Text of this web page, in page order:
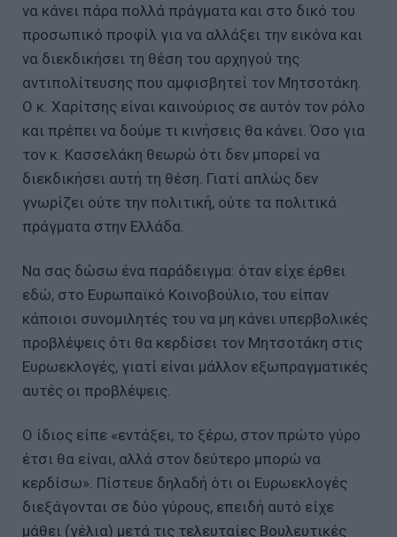
να κάνει πάρα πολλά πράγματα και στο δικό του
προσωπικό προφίλ για να αλλάξει την εικόνα και
να διεκδικήσει τη θέση του αρχηγού της
αντιπολίτευσης που αμφισβητεί τον Μητσοτάκη.
Ο κ. Χαρίτσης είναι καινούριος σε αυτόν τον ρόλο
και πρέπει να δούμε τι κινήσεις θα κάνει. Όσο για
τον κ. Κασσελάκη θεωρώ ότι δεν μπορεί να
διεκδικήσει αυτή τη θέση. Γιατί απλώς δεν
γνωρίζει ούτε την πολιτική, ούτε τα πολιτικά
πράγματα στην Ελλάδα.
Να σας δώσω ένα παράδειγμα: όταν είχε έρθει
εδώ, στο Ευρωπαϊκό Κοινοβούλιο, του είπαν
κάποιοι συνομιλητές του να μη κάνει υπερβολικές
προβλέψεις ότι θα κερδίσει τον Μητσοτάκη στις
Ευρωεκλογές, γιατί είναι μάλλον εξωπραγματικές
αυτές οι προβλέψεις.
Ο ίδιος είπε «εντάξει, το ξέρω, στον πρώτο γύρο
έτσι θα είναι, αλλά στον δεύτερο μπορώ να
κερδίσω». Πίστευε δηλαδή ότι οι Ευρωεκλογές
διεξάγονται σε δύο γύρους, επειδή αυτό είχε
μάθει (γέλια) μετά τις τελευταίες Βουλευτικές